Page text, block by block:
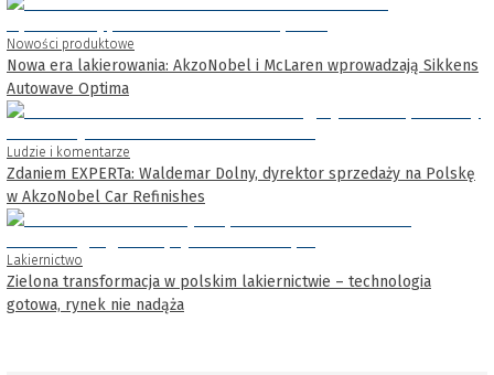
Nowości produktowe
Nowa era lakierowania: AkzoNobel i McLaren wprowadzają Sikkens
Autowave Optima
Ludzie i komentarze
Zdaniem EXPERTa: Waldemar Dolny, dyrektor sprzedaży na Polskę
w AkzoNobel Car Refinishes
Lakiernictwo
Zielona transformacja w polskim lakiernictwie – technologia
gotowa, rynek nie nadąża